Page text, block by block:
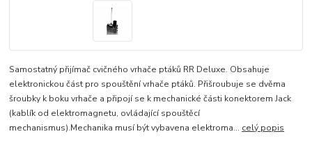
Samostatný přijímač cvičného vrhače ptáků RR Deluxe. Obsahuje
elektronickou část pro spouštění vrhače ptáků. Přišroubuje se dvěma
šroubky k boku vrhače a připojí se k mechanické části konektorem Jack
(kablík od elektromagnetu, ovládající spouštěcí
mechanismus).Mechanika musí být vybavena elektroma... celý popis